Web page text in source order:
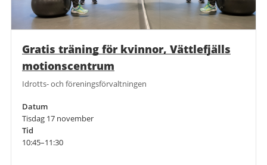
Gratis träning för kvinnor, Vättlefjälls
motionscentrum
Idrotts- och föreningsförvaltningen
Datum
Tisdag 17 november
Tid
10:45–11:30